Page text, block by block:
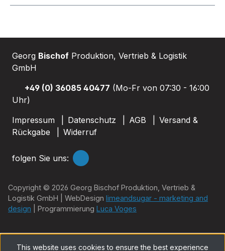
Georg Bischof Produktion, Vertrieb & Logistik
GmbH
+49 (0) 36085 40477 (Mo-Fr von 07:30 - 16:00
Uhr)
Impressum
Datenschutz AGB
Versand &
Rückgabe
Widerruf
folgen Sie uns:
Copyright © 2026 Georg Bischof Produktion, Vertrieb &
Logistik GmbH | WebDesign limeandsugar - marketing and
design | Programmierung Luca Voges
This website uses cookies to ensure the best experience